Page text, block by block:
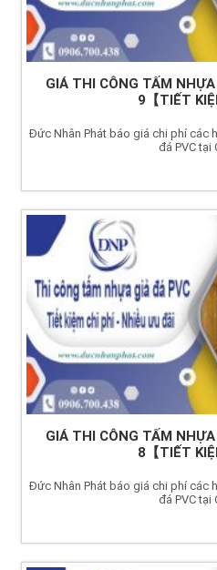
GIÁ THI CÔNG TẤM
9【TIẾT
Đức Nhân Phát báo giá chi phí các
đá PVC tại
GIÁ THI CÔNG TẤM
8【TIẾT
Đức Nhân Phát báo giá chi phí các
đá PVC tại